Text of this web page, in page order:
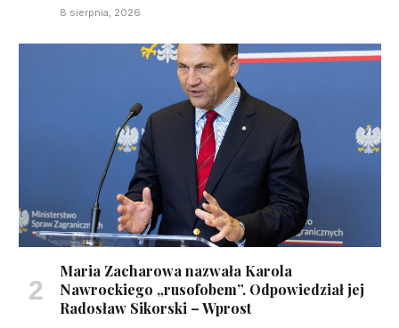
8 sierpnia, 2026
Maria Zacharowa nazwała Karola
Nawrockiego „rusofobem”. Odpowiedział jej
Radosław Sikorski – Wprost